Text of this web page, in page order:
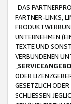
DAS
PARTNER-LINKS,
UNTERNEHMEN
TEXTE UND
VERBUNDENEN
ODER
GESETZLICH
SCHLIESSEN